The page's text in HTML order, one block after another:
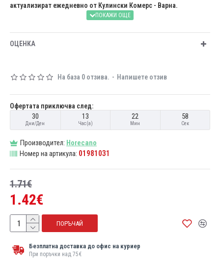
актуализират ежедневно от Кулински Комерс - Варна.
ОЦЕНКА
На база 0 отзива. - Напишете отзив
Офертата приключва след:
30
Дни/Ден
13
Час(а)
22
Мин
57
Сек
1.42€
1.71€
Производител: Horecano
Номер на артикула: 01981031
ПОРЪЧАЙ
Безплатна доставка до офис на куриер
При поръчки над 75€